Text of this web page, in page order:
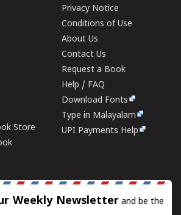
Store
Privacy Notice
Conditions of Use
About Us
Contact Us
Request a Book
Help / FAQ
Download Fonts
Type in Malayalam
UPI Payments Help
Weekly Newsletter and be the